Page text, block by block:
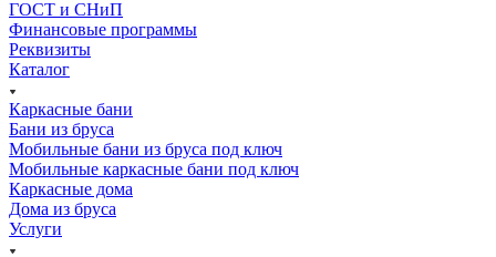
ГОСТ и СНиП
Финансовые программы
Реквизиты
Каталог
Каркасные бани
Бани из бруса
Мобильные бани из бруса под ключ
Мобильные каркасные бани под ключ
Каркасные дома
Дома из бруса
Услуги